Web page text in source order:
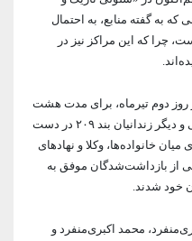
به گفته منابع، به احتمال
چرا که این مراکز نیز در
روز دوم تیرماه، برای مدت هشت
روز هیچ خبری از وضعیت ارغوان فلاحی و دیگر زندانیان بند ۲۰۹ در دست
خانواده‌ها، وکلا و نهادهای
از بازداشت‌شدگان موفق به
خود شدند.
محمد اکبری‌منفرد و